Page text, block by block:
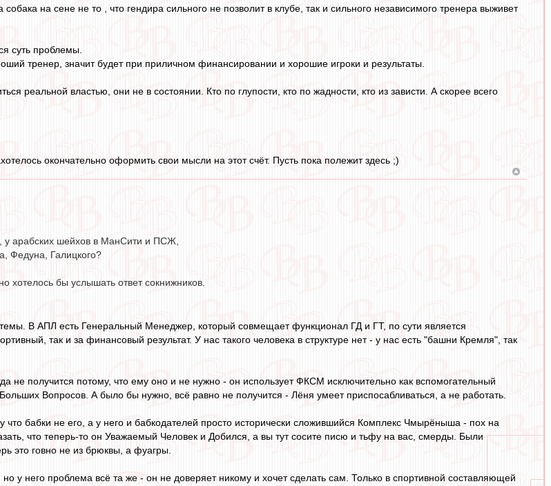
на сене не то , что гендира сильного не позволит в клубе, так и сильного независимого тренера выживет
суть проблемы.
тренер, значит будет при приличном финансировании и хорошие игроки и результаты.
реальной властью, они не в состоянии. Кто по глупости, кто по жадности, кто из зависти. А скорее всего
окончательно оформить свои мысли на этот счёт. Пусть пока полежит здесь ;)
у арабских шейхов в МанСити и ПСЖ,
Федуна, Галицкого?
хотелось бы услышать ответ сокнижников.
В АПЛ есть Генеральный Менеджер, который совмещает функционал ГД и ГТ, по сути является
так и за финансовый результат. У нас такого человека в структуре нет - у нас есть "башни Кремля", так
не получится потому, что ему оно и не нужно - он использует ФКСМ исключительно как вспомогательный
Вопросов. А было бы нужно, всё равно не получится - Лёня умеет приспосабливаться, а не работать.
что бабки не его, а у него и бабкодателей просто исторически сложившийся Комплекс Чмырёныша - пох на
что теперь-то он Уважаемый Человек и Добился, а вы тут сосите писю и тьфу на вас, смерды. Были
это говно не из брюквы, а фуагры.
но у него проблема всё та же - он не доверяет никому и хочет сделать сам. Только в спортивной составляющей